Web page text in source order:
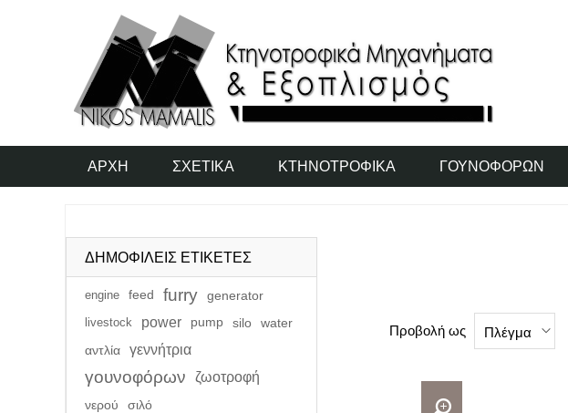
ΑΡΧΉ ΣΧΕΤΙΚΆ ΚΤΗΝΟΤΡΟΦΙΚΆ ΓΟΥΝΟΦΌΡΩΝ
Προβολή ως Πλέγμα
ΔΗΜΟΦΙΛΕΙΣ ΕΤΙΚΕΤΕΣ
engine feed furry generator
livestock power pump silo
water
αντλία
γεννήτρια
γουνοφόρων ζωοτροφή
νερού σιλό